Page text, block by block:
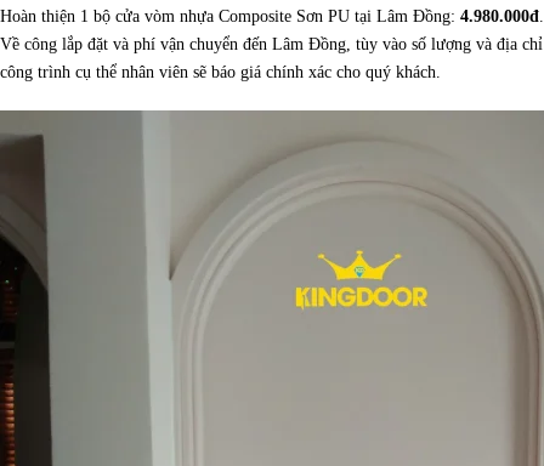
Hoàn thiện 1 bộ cửa vòm nhựa Composite Sơn PU tại Lâm Đồng: 4.980.000đ.
Về công lắp đặt và phí vận chuyển đến Lâm Đồng, tùy vào số lượng và địa chỉ
công trình cụ thể nhân viên sẽ báo giá chính xác cho quý khách.